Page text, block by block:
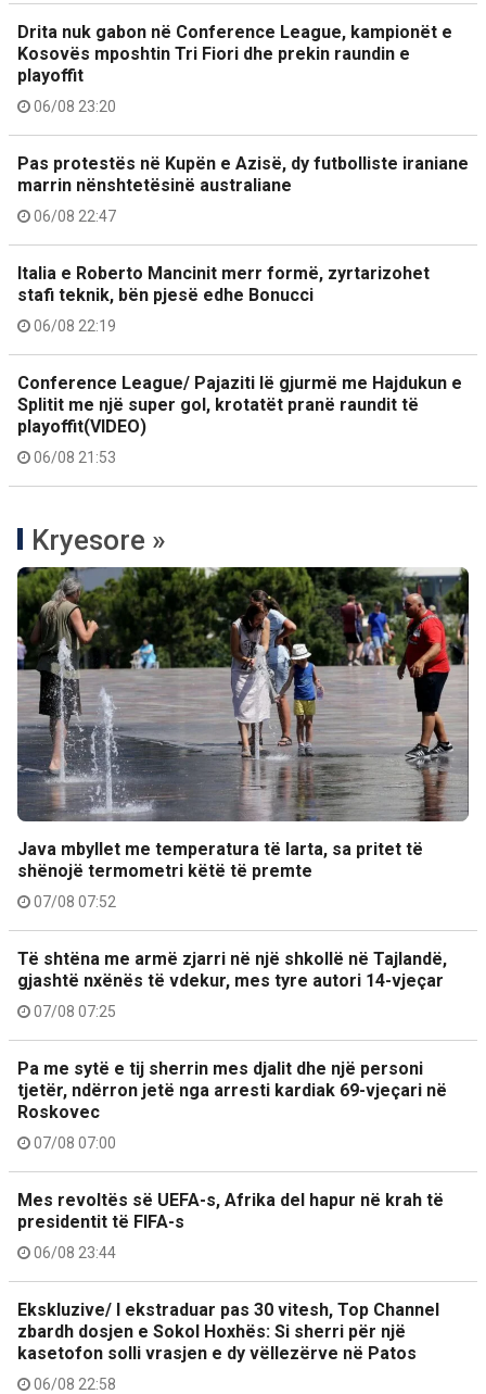
Drita nuk gabon në Conference League, kampionët e
Kosovës mposhtin Tri Fiori dhe prekin raundin e
playoffit
06/08 23:20
Pas protestës në Kupën e Azisë, dy futbolliste iraniane
marrin nënshtetësinë australiane
06/08 22:47
Italia e Roberto Mancinit merr formë, zyrtarizohet
stafi teknik, bën pjesë edhe Bonucci
06/08 22:19
Conference League/ Pajaziti lë gjurmë me Hajdukun e
Splitit me një super gol, krotatët pranë raundit të
playoffit(VIDEO)
06/08 21:53
Kryesore »
Java mbyllet me temperatura të larta, sa pritet të
shënojë termometri këtë të premte
07/08 07:52
Të shtëna me armë zjarri në një shkollë në Tajlandë,
gjashtë nxënës të vdekur, mes tyre autori 14-vjeçar
07/08 07:25
Pa me sytë e tij sherrin mes djalit dhe një personi
tjetër, ndërron jetë nga arresti kardiak 69-vjeçari në
Roskovec
07/08 07:00
Mes revoltës së UEFA-s, Afrika del hapur në krah të
presidentit të FIFA-s
06/08 23:44
Ekskluzive/ I ekstraduar pas 30 vitesh, Top Channel
zbardh dosjen e Sokol Hoxhës: Si sherri për një
kasetofon solli vrasjen e dy vëllezërve në Patos
06/08 22:58